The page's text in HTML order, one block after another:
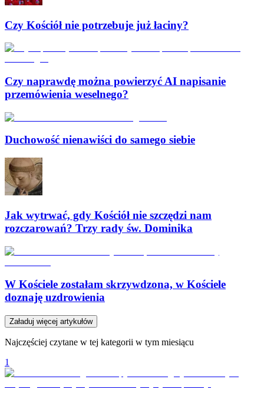
Czy Kościół nie potrzebuje już łaciny?
Czy naprawdę można powierzyć AI napisanie
przemówienia weselnego?
Duchowość nienawiści do samego siebie
Jak wytrwać, gdy Kościół nie szczędzi nam
rozczarowań? Trzy rady św. Dominika
W Kościele zostałam skrzywdzona, w Kościele
doznaję uzdrowienia
Załaduj więcej artykułów
Najczęściej czytane w tej kategorii w tym miesiącu
1